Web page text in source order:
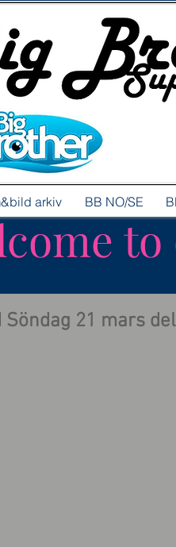
arkiv BB NO/SE
Söndag 21 mars